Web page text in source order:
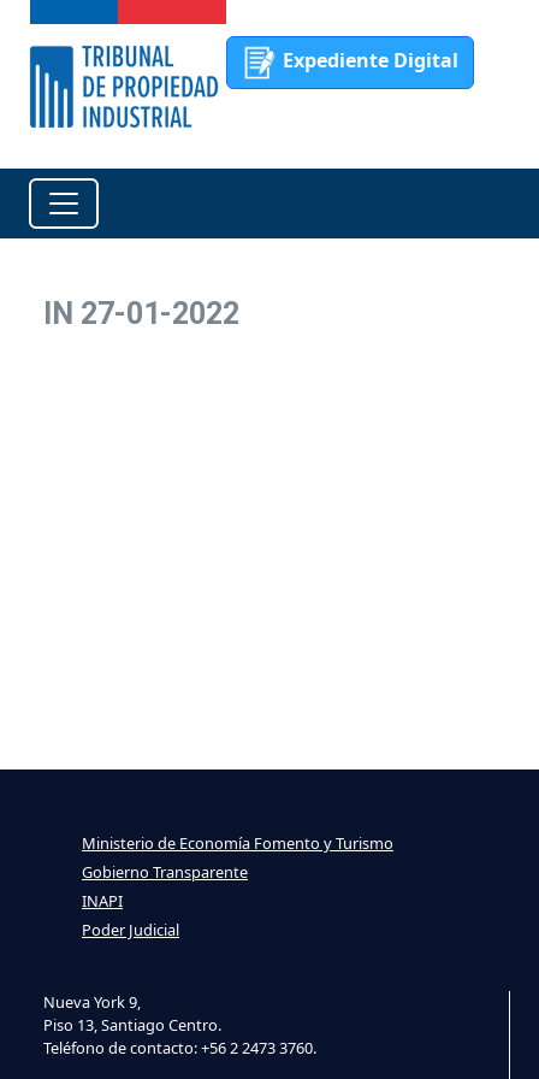
Expediente Digital
IN 27-01-2022
Nueva York 9,
Piso 13, Santiago Centro.
Teléfono de contacto: +56 2 2473 3760.
Ministerio de Economía Fomento y Turismo
Gobierno Transparente
INAPI
Poder Judicial